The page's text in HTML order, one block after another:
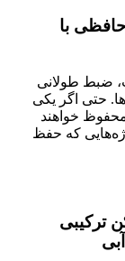
با
ضبط طولانی
حتی اگر یکی
محفوظ خواهند
که حفظ
۴ نورافکن ترکیبی